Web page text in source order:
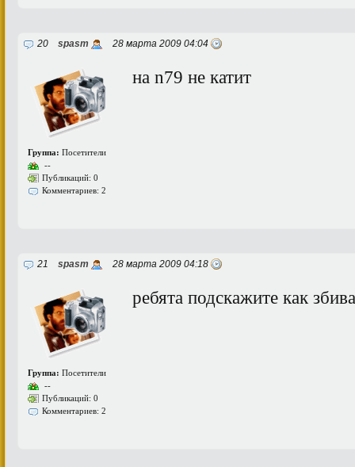
20 spasm 28 марта 2009 04:04
Группа: Посетители
--
Публикаций: 0
Комментариев: 2
на n79 не катит
21 spasm 28 марта 2009 04:18
Группа: Посетители
--
Публикаций: 0
Комментариев: 2
ребята подскажите как